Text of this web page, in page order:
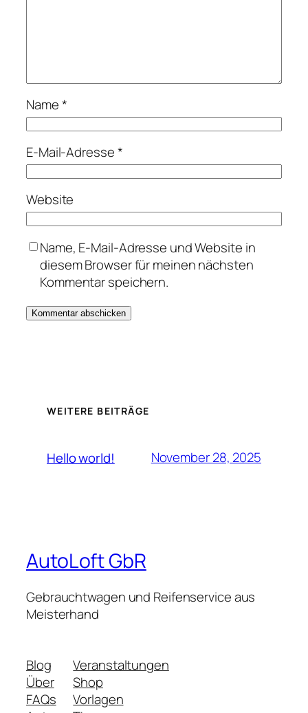
Name*
E-Mail-Adresse*
Website
Name, E-Mail-Adresse und Website in
diesem Browser für meinen nächsten
Kommentar speichern.
WEITERE BEITRÄGE
Hello world! November 28, 2025
AutoLoft GbR
Gebrauchtwagen und Reifenservice aus
Meisterhand
Blog
Über
FAQs
Veranstaltungen
Shop
Vorlagen